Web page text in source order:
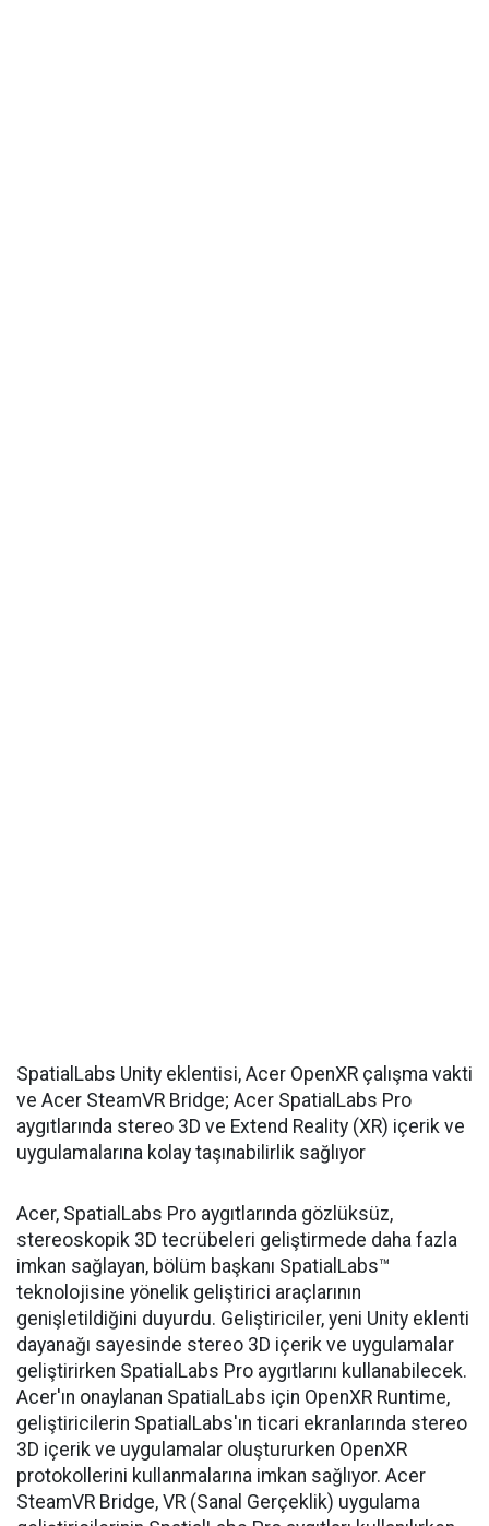
SpatialLabs Unity eklentisi, Acer OpenXR çalışma vakti
ve Acer SteamVR Bridge; Acer SpatialLabs Pro
aygıtlarında stereo 3D ve Extend Reality (XR) içerik ve
uygulamalarına kolay taşınabilirlik sağlıyor
Acer, SpatialLabs Pro aygıtlarında gözlüksüz,
stereoskopik 3D tecrübeleri geliştirmede daha fazla
imkan sağlayan, bölüm başkanı SpatialLabs™
teknolojisine yönelik geliştirici araçlarının
genişletildiğini duyurdu. Geliştiriciler, yeni Unity eklenti
dayanağı sayesinde stereo 3D içerik ve uygulamalar
geliştirirken SpatialLabs Pro aygıtlarını kullanabilecek.
Acer'ın onaylanan SpatialLabs için OpenXR Runtime,
geliştiricilerin SpatialLabs'ın ticari ekranlarında stereo
3D içerik ve uygulamalar oluştururken OpenXR
protokollerini kullanmalarına imkan sağlıyor. Acer
SteamVR Bridge, VR (Sanal Gerçeklik) uygulama